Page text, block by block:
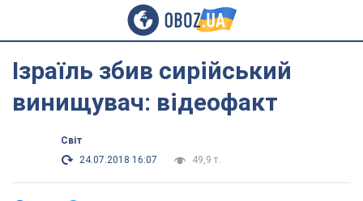
Ізраїль збив сирійський
винищувач: відеофакт
Світ
24.07.2018 16:07
49,9 т.